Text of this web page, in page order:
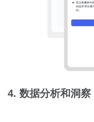
4. 数据分析和洞察